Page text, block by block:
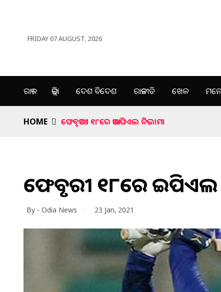
FRIDAY 07 AUGUST, 2026
ରାଜ୍ୟ ଜିଲ୍ଲା ଦେଶ ବିଦେଶ ରାଜନୀତି ଖେଳ
HOME ଫେବୃଆରୀ ୧୮ରେ ଆଇପିଏଲ ନିଲାମ।
ଫେବୃଆରୀ ୧୮ରେ
By - Odia News 23 Jan, 2021